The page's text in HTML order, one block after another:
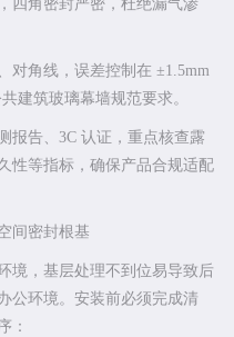
四角密封严密，杜绝漏气渗
对角线，误差控制在 ±1.5mm
建筑玻璃幕墙规范要求。
报告、3C 认证，重点核查露
性等指标，确保产品合规适配
间密封根基
境，基层处理不到位易导致后
公环境。安装前必须完成清
：